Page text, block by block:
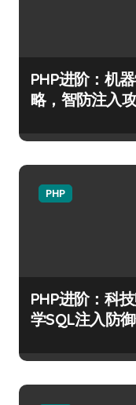
PHP进阶：机
略，智防注入
PHP
PHP进阶：科
学SQL注入防